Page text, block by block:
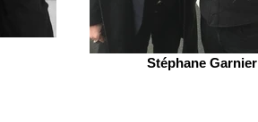
Stéphane Garnier